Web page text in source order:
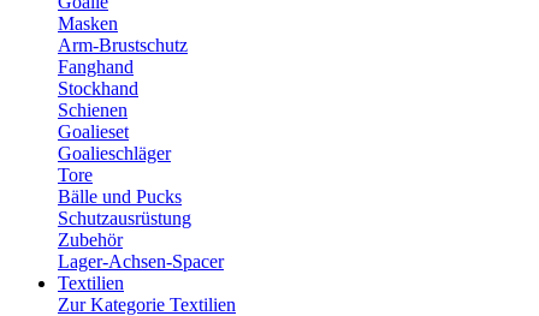
Masken
Arm-Brustschutz
Fanghand
Stockhand
Schienen
Goalieset
Goalieschläger
Tore
Bälle und Pucks
Schutzausrüstung
Zubehör
Lager-Achsen-Spacer
Textilien
Zur Kategorie Textilien